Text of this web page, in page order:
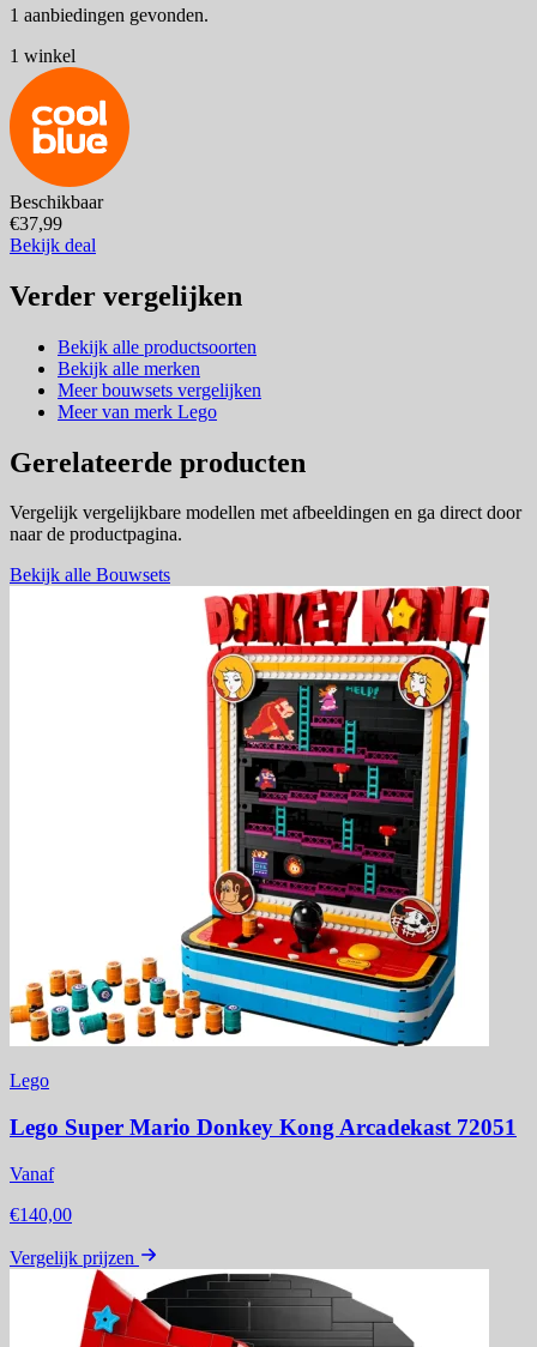
1 aanbiedingen gevonden.
1 winkel
Beschikbaar
€37,99
Bekijk deal
Verder vergelijken
Bekijk alle productsoorten
Bekijk alle merken
Meer bouwsets vergelijken
Meer van merk Lego
Gerelateerde producten
Vergelijk vergelijkbare modellen met afbeeldingen en ga direct door
naar de productpagina.
Bekijk alle Bouwsets
Lego
Lego Super Mario Donkey Kong Arcadekast 72051
Vanaf
€140,00
Vergelijk prijzen